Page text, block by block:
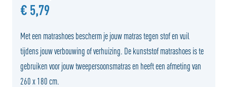
€ 5,79
Met een matrashoes bescherm je jouw matras tegen stof en vuil
tijdens jouw verbouwing of verhuizing. De kunststof matrashoes is te
gebruiken voor jouw tweepersoonsmatras en heeft een afmeting van
260 x 180 cm.